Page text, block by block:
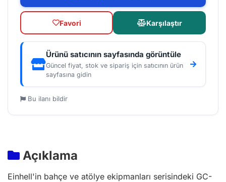
Favori Karşılaştır
Ürünü satıcının sayfasında görüntüle
Güncel fiyat, stok ve sipariş için satıcının ürün
sayfasına gidin
Bu ilanı bildir
Açıklama
Einhell'in bahçe ve atölye ekipmanları serisindeki GC-